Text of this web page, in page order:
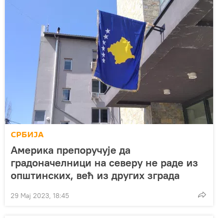
СРБИЈА
Америка препоручује да
градоначелници на северу не раде из
општинских, већ из других зграда
29 Мај 2023, 18:45